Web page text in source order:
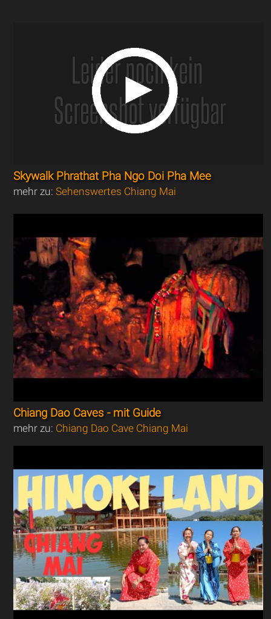
Skywalk Phrathat Pha Ngo Doi Pha Mee
mehr zu:Sehenswertes Chiang Mai
Chiang Dao Caves - mit Guide
mehr zu: Chiang Dao Cave Chiang Mai